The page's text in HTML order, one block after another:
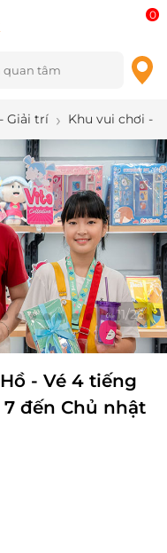
0
Giải trí Khu vui chơi -
11/26
- Vé 4 tiếng
đến Chủ nhật